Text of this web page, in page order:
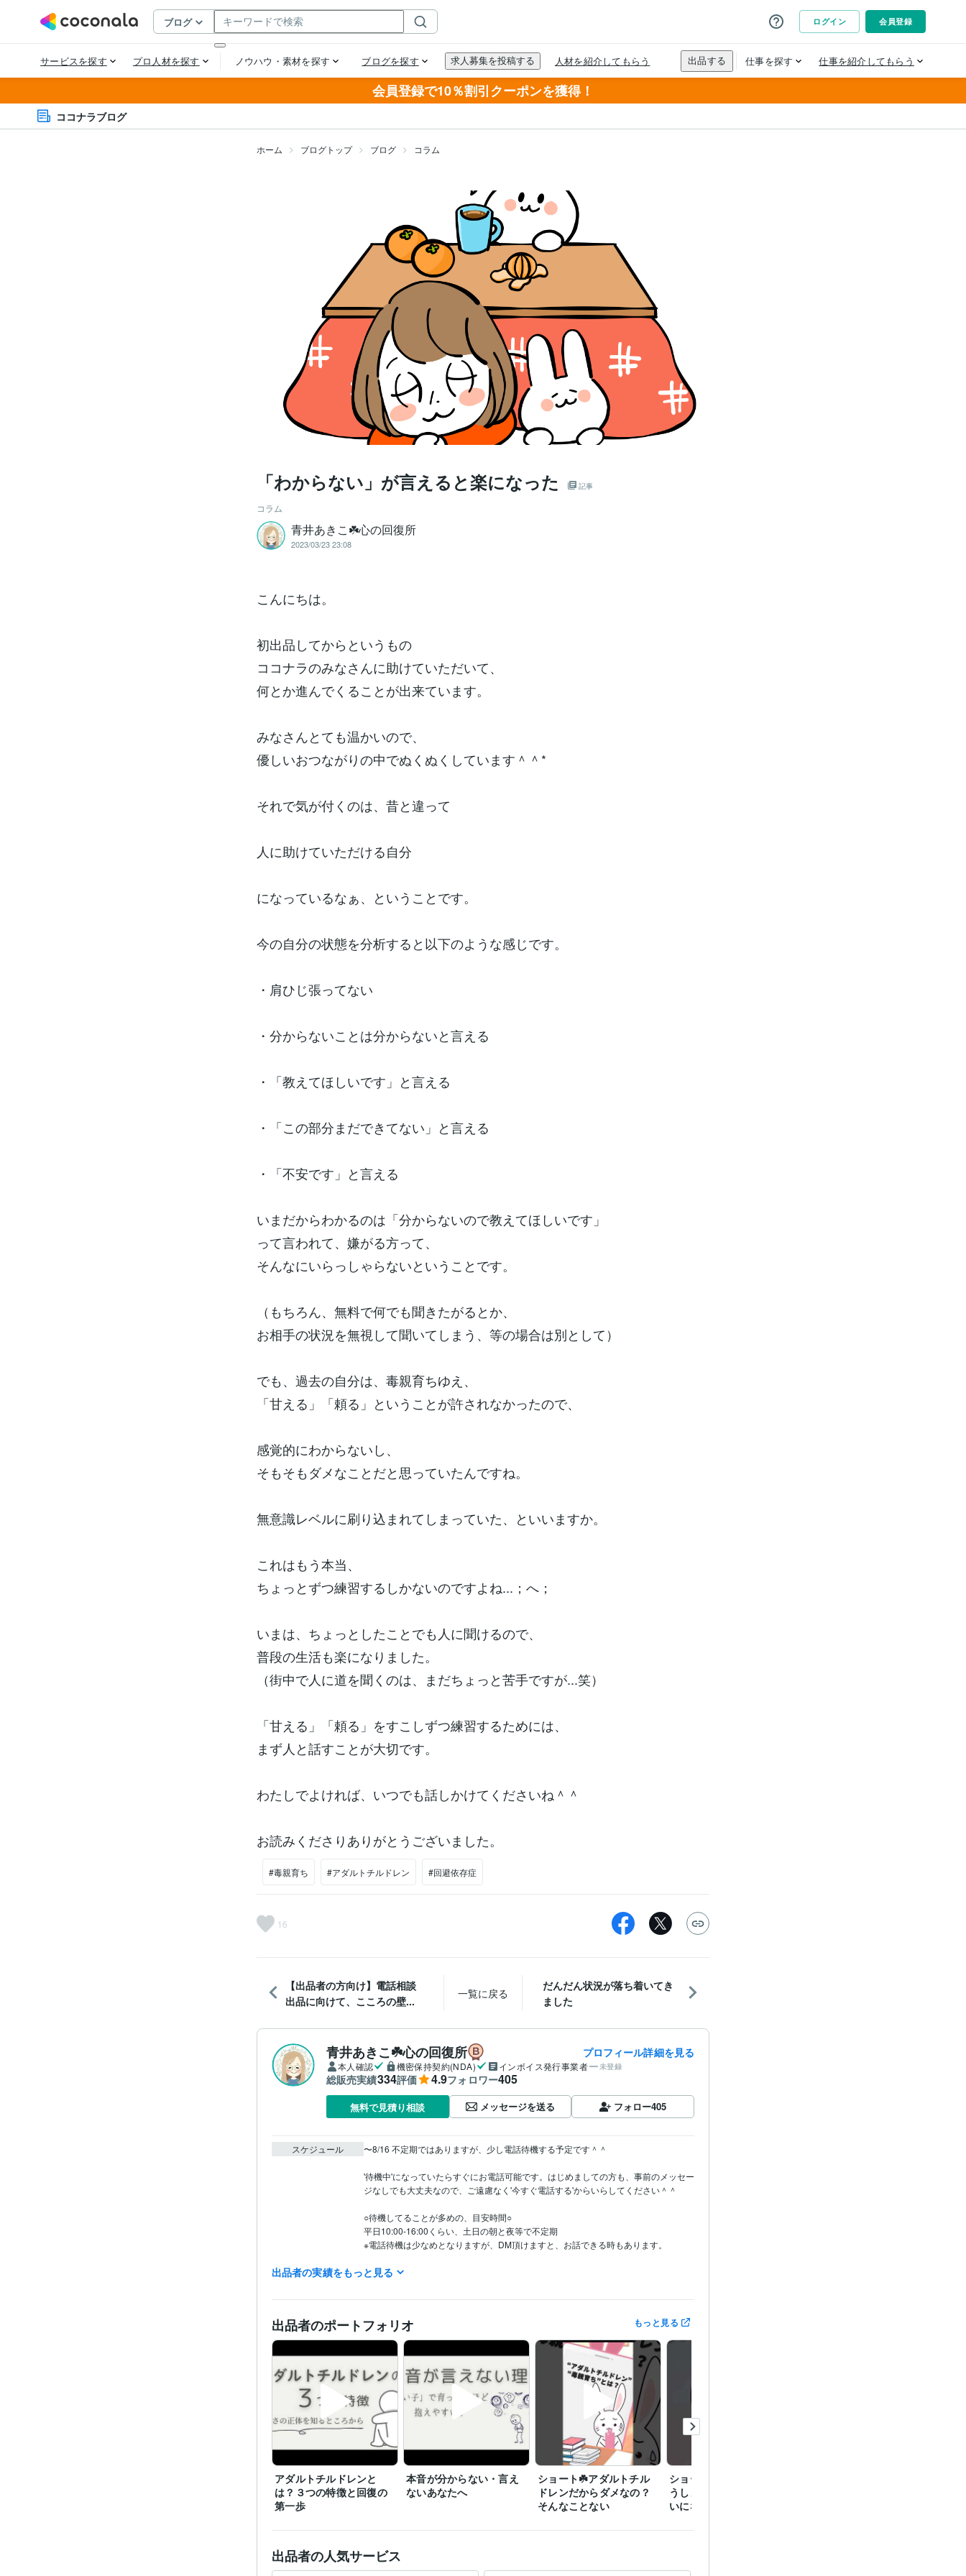
会員登録で10％割引クーポンを獲得！
ココナラブログ
ホーム ブログトップ ブログ コラム
「わからない」が言えると楽になった 記事
コラム
青井あきこ☘️心の回復所
2023/03/23 23:08
こんにちは。
初出品してからというもの
ココナラのみなさんに助けていただいて、
何とか進んでくることが出来ています。
みなさんとても温かいので、
優しいおつながりの中でぬくぬくしています＾＾*
それで気が付くのは、昔と違って
人に助けていただける自分
になっているなぁ、ということです。
今の自分の状態を分析すると以下のような感じです。
・肩ひじ張ってない
・分からないことは分からないと言える
・「教えてほしいです」と言える
・「この部分まだできてない」と言える
・「不安です」と言える
いまだからわかるのは「分からないので教えてほしいです」
って言われて、嫌がる方って、
そんなにいらっしゃらないということです。
（もちろん、無料で何でも聞きたがるとか、
お相手の状況を無視して聞いてしまう、等の場合は別として）
でも、過去の自分は、毒親育ちゆえ、
「甘える」「頼る」ということが許されなかったので、
感覚的にわからないし、
そもそもダメなことだと思っていたんですね。
無意識レベルに刷り込まれてしまっていた、といいますか。
これはもう本当、
ちょっとずつ練習するしかないのですよね...；へ；
いまは、ちょっとしたことでも人に聞けるので、
普段の生活も楽になりました。
（街中で人に道を聞くのは、まだちょっと苦手ですが...笑）
「甘える」「頼る」をすこしずつ練習するためには、
まず人と話すことが大切です。
わたしでよければ、いつでも話しかけてくださいね＾＾
お読みくださりありがとうございました。
#毒親育ち #アダルトチルドレン #回避依存症
16
【出品者の方向け】電話相談
出品に向けて、こころの壁...
一覧に戻る
だんだん状況が落ち着いてき
ました
青井あきこ☘️心の回復所 プロフィール詳細を見る
本人確認 機密保持契約(NDA) インボイス発行事業者 未登録
総販売実績334評価 4.9フォロワー405
無料で見積り相談 メッセージを送る フォロー405
スケジュール 〜8/16 不定期ではありますが、少し電話待機する予定です＾＾
'待機中'になっていたらすぐにお電話可能です。はじめましての方も、事前のメッセー
ジなしでも大丈夫なので、ご遠慮なく'今すぐ電話する'からいらしてください＾＾
○待機してることが多めの、目安時間○
平日10:00-16:00くらい、土日の朝と夜等で不定期
※電話待機は少なめとなりますが、DM頂けますと、お話できる時もあります。
○最終通話時間○
待機中→今すぐ電話する
※海外からのお電話の際には、事前にDM頂けますと幸いです。
初めての利用で分からないことがある、などの場合、お気軽にメッセージお待ちして
おります꙳✧
DMで日時を合わせることも、ご相談可能です（どうしても難しいタイミングなども
あるので、その際はご了承ください）。
メディア・出版・広告 / 編集・エディター・デスク・校正 経験年数 : 2年
職歴 出産～現在まで、心の整えと個人の仕事 1997年3月 ~ 1997年3月 1997年3月 ~
1997年3月 ~ 1997年3月
1997年3月 ~ 1
受賞歴 ココナラレギュラーランク
出品者の実績をもっと見る
出品者のポートフォリオ もっと見る
アダルトチルドレンと
は？３つの特徴と回復の
第一歩
本音が分からない・言え
ないあなたへ
ショート☘️アダルトチル
ドレンだからダメなの？
そんなことない
ショート☘️嫌われたらど
うしよう…不安でいっぱ
いになるとき
出品者の人気サービス